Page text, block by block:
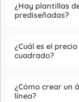
¿Hay plantillas
prediseñadas?
¿Cuál es el
cuadrado?
¿Cómo crear un
línea?